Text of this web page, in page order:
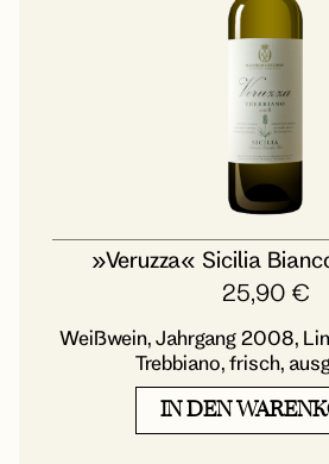
»Veruzza« Sicilia
25,90 €
Weißwein, Jahrgang 2008,
Trebbiano, frisch,
IN DEN